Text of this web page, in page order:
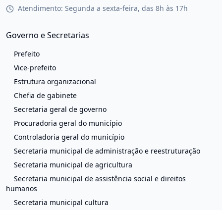
Atendimento: Segunda a sexta-feira, das 8h às 17h
Governo e Secretarias
Prefeito
Vice-prefeito
Estrutura organizacional
Chefia de gabinete
Secretaria geral de governo
Procuradoria geral do município
Controladoria geral do município
Secretaria municipal de administração e reestruturação
Secretaria municipal de agricultura
Secretaria municipal de assistência social e direitos
humanos
Secretaria municipal cultura